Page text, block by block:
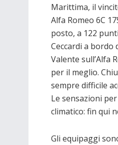
Marittima, il
Alfa Romeo 6C
posto, a 122
Ceccardi a bordo
Valente sull’Alfa
per il meglio.
sempre difficile
Le sensazioni
climatico: fin qui
Gli equipaggi